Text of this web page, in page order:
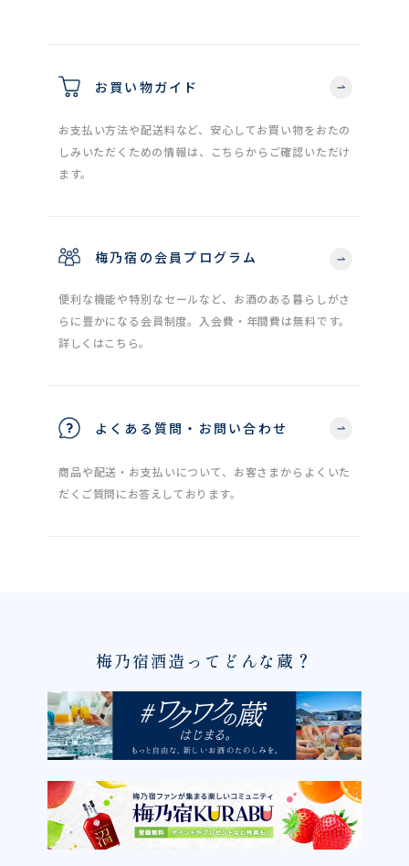
お買い物ガイド
お支払い方法や配送料など、安心してお買い物をおたの
しみいただくための情報は、こちらからご確認いただけ
ます。
梅乃宿の会員プログラム
便利な機能や特別なセールなど、お酒のある暮らしがさ
らに豊かになる会員制度。入会費・年間費は無料です。
詳しくはこちら。
よくある質問・お問い合わせ
商品や配送・お支払いについて、お客さまからよくいた
だくご質問にお答えしております。
梅乃宿酒造ってどんな蔵？